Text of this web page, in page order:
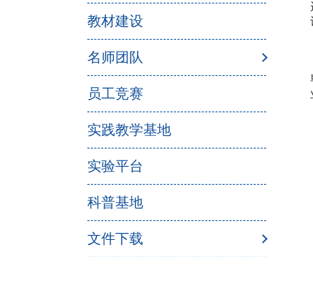
教材建设
名师团队
员工竞赛
实践教学基地
实验平台
科普基地
文件下载